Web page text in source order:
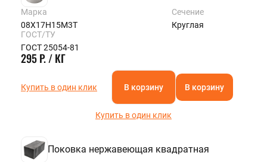
Марка
08Х17Н15М3Т
Сечение
Круглая
ГОСТ/ТУ
ГОСТ 25054-81
295 Р. / КГ
Купить в один клик В корзину В корзину
Купить в один клик
Поковка нержавеющая квадратная